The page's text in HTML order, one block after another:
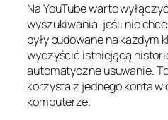
Na YouTube warto
wyszukiwania, jeśli nie
były budowane na każdym
wyczyścić istniejącą
automatyczne usuwanie.
korzysta z jednego konta w
komputerze.